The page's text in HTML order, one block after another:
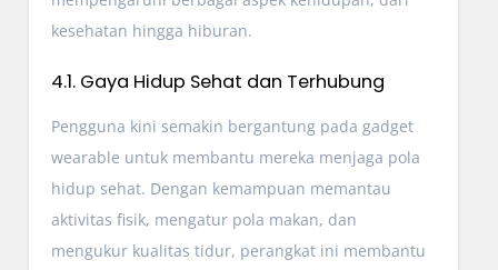
kesehatan hingga hiburan.
4.1. Gaya Hidup Sehat dan Terhubung
Pengguna kini semakin bergantung pada gadget
wearable untuk membantu mereka menjaga pola
hidup sehat. Dengan kemampuan memantau
aktivitas fisik, mengatur pola makan, dan
mengukur kualitas tidur, perangkat ini membantu